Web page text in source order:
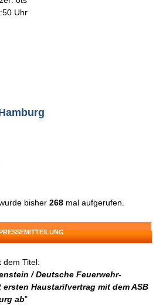
Uhr
bisher268 mal aufgerufen.
dem Titel:
/ Deutsche Feuerwehr-
Haustarifvertrag mit dem ASB
ab"